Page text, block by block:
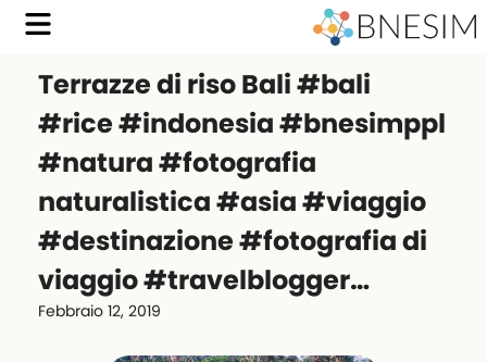
Terrazze di riso Bali #bali
#rice #indonesia #bnesimppl
#natura #fotografia
naturalistica #asia #viaggio
#destinazione #fotografia di
viaggio #travelblogger…
Febbraio 12, 2019